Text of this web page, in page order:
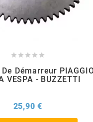
    
Démarreur
VESPA - BUZZETTI
25,90 €